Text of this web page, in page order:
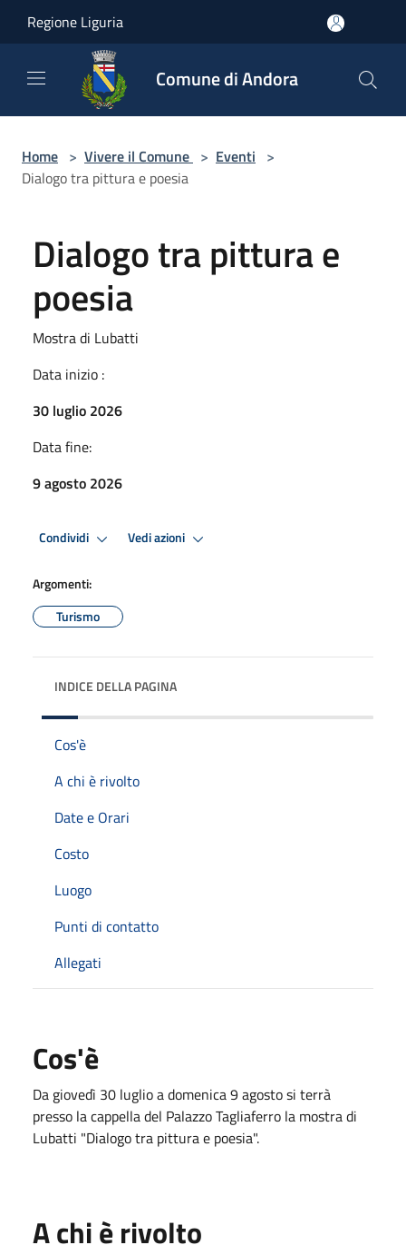
Regione Liguria
Comune di Andora
Home > Vivere il Comune > Eventi >
Dialogo tra pittura e poesia
Dialogo tra pittura e
poesia
Mostra di Lubatti
Data inizio :
30 luglio 2026
Data fine:
9 agosto 2026
Condividi Vedi azioni
Argomenti:
Turismo
INDICE DELLA PAGINA
Cos'è
A chi è rivolto
Date e Orari
Costo
Luogo
Punti di contatto
Allegati
Cos'è
Da giovedì 30 luglio a domenica 9 agosto si terrà
presso la cappella del Palazzo Tagliaferro la mostra di
Lubatti "Dialogo tra pittura e poesia".
A chi è rivolto